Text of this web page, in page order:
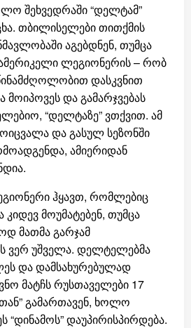
შეხვედრაში “დელტამ”
თბილისელები თითქმის
აგებდნენ, თუმცა
ამერიკელი ლეგიონერის – რობ
დასკვნით
და გამარჯვებას
“დელტაზე” ვთქვით. ამ
და გასულ სეზონში
ამიერიდან
ჰყავთ, რომლებიც
კიდევ მოუმატებენ, თუმცა
მათმა გარჯამ
ვერ უშველა. დელტელებმა
და დამსახურებულად
მატჩს რუსთაველები 17
გამართავენ, ხოლო
“დინამოს” დაუპირისპირდება.